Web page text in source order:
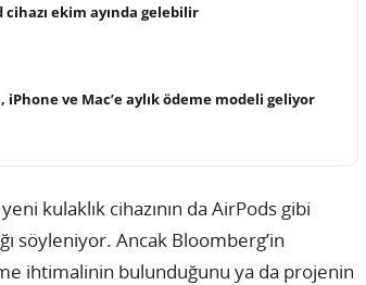
cihazı ekim ayında gelebilir
ve Mac’e aylık ödeme modeli geliyor
kulaklık cihazının da AirPods gibi
söyleniyor. Ancak Bloomberg’in
ihtimalinin bulunduğunu ya da projenin